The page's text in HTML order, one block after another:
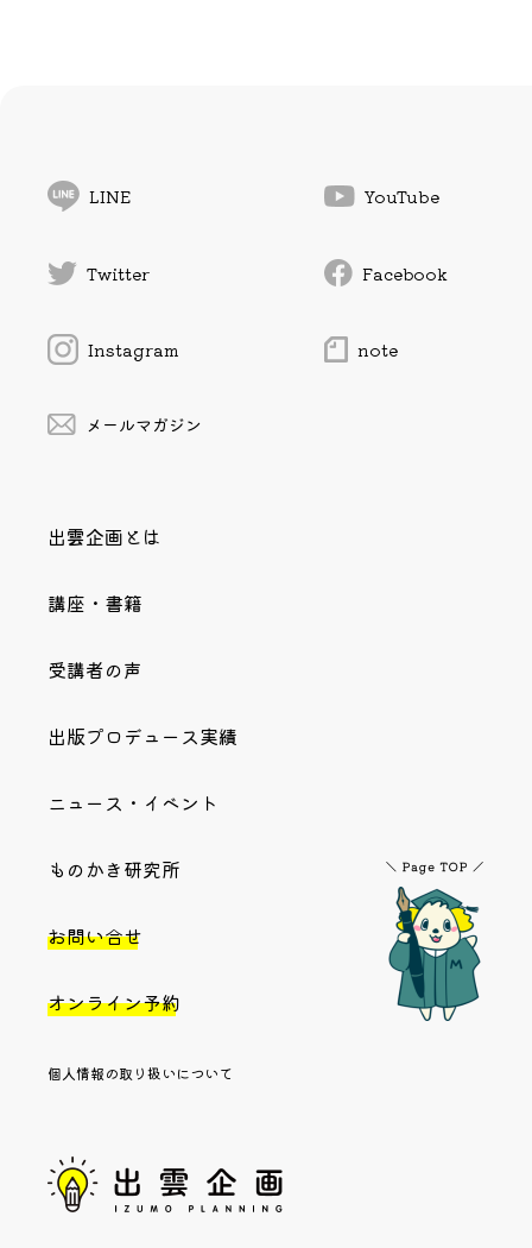
LINE YouTube
Twitter Facebook
Instagram note
メールマガジン
出雲企画とは
講座・書籍
受講者の声
出版プロデュース実績
ニュース・イベント
ものかき研究所
お問い合せ
オンライン予約
個人情報の取り扱いについて